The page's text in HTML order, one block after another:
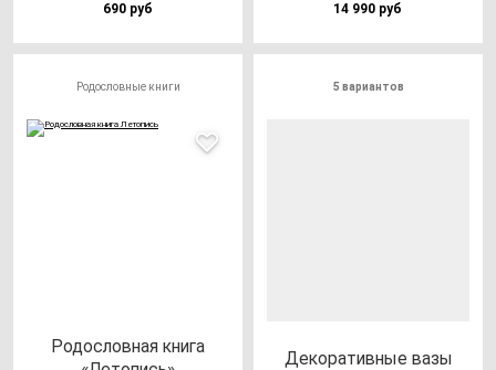
690 руб 14 990 руб
Родословные книги
Родос­лов­ная кни­га
5 вариантов
Деко­ра­тив­ные ва­зы